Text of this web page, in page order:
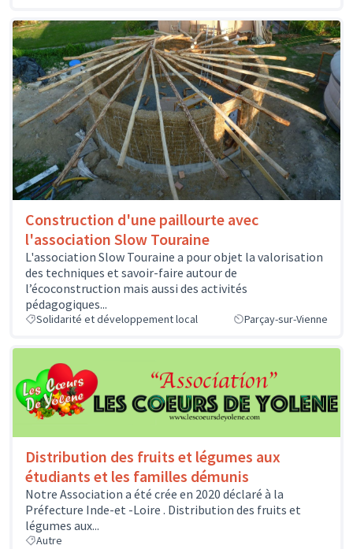
Construction d'une paillourte avec
l'association Slow Touraine
L'association Slow Touraine a pour objet la valorisation
des techniques et savoir-faire autour de
l’écoconstruction mais aussi des activités
pédagogiques...
Solidarité et développement local Parçay-sur-Vienne
Distribution des fruits et légumes aux
étudiants et les familles démunis
Notre Association a été crée en 2020 déclaré à la
Préfecture Inde-et -Loire . Distribution des fruits et
légumes aux...
Autre